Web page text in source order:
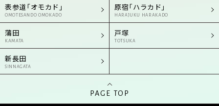
表参道「オモカド」
OMOTESANDO OMOKADO
原宿「ハラカド」
HARAJUKU HARAKADO
蒲田
KAMATA
戸塚
TOTSUKA
新長田
SINNAGATA
PAGE TOP